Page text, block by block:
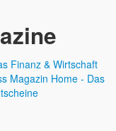
Finanz & Wirtschaft
Magazin Home - Das